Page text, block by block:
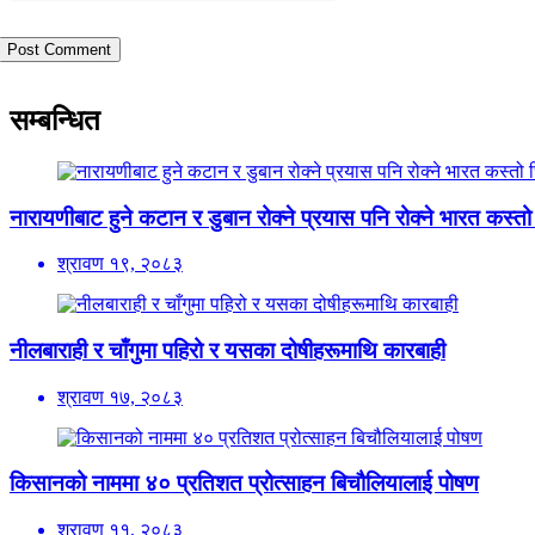
सम्बन्धित
नारायणीबाट हुने कटान र डुबान रोक्ने प्रयास पनि रोक्ने भारत
श्रावण १९, २०८३
नीलबाराही र चाँगुमा पहिरो र यसका दोषीहरूमाथि कारबाही
श्रावण १७, २०८३
किसानको नाममा ४० प्रतिशत प्रोत्साहन बिचौलियालाई पोषण
श्रावण ११, २०८३